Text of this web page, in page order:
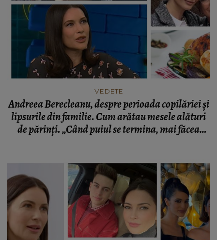
VEDETE
Andreea Berecleanu, despre perioada copilăriei și
lipsurile din familie. Cum arătau mesele alături
de părinți. „Când puiul se termina, mai făcea